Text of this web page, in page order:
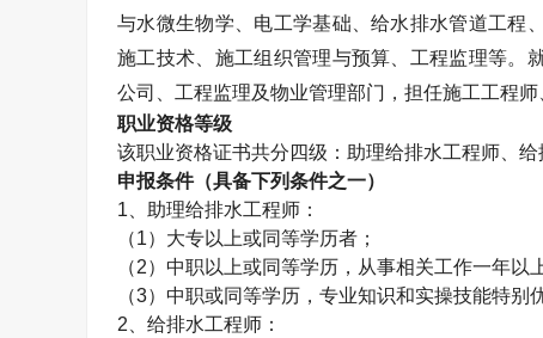
与水微生物学、电工学基础、给水排水管道工程
施工技术、施工组织管理与预算、工程监理等。
公司、工程监理及物业管理部门，担任施工工程
职业资格等级
该职业资格证书共分四级：助理给排水工程师、
申报条件（具备下列条件之一）
1 、助理给排水工程师：
（1）大专以上或同等学历者；
（2）中职以上或同等学历，从事相关工作一年以
（3）中职或同等学历，专业知识和实操技能特别
2 、给排水工程师：